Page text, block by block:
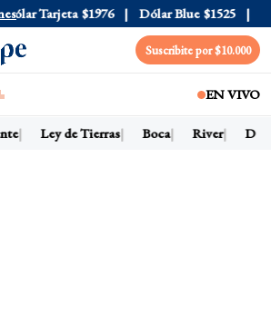
Tarjeta $1976 Dólar Blue $1525 Dólar
Suscribite por $10.000
EN VIVO
Ley de Tierras Boca River